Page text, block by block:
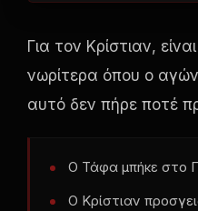
Για τον Κρίστιαν,
νωρίτερα όπου ο
αυτό δεν πήρε ποτέ
Ο Τάφα μπήκε στο
Ο Κρίστιαν